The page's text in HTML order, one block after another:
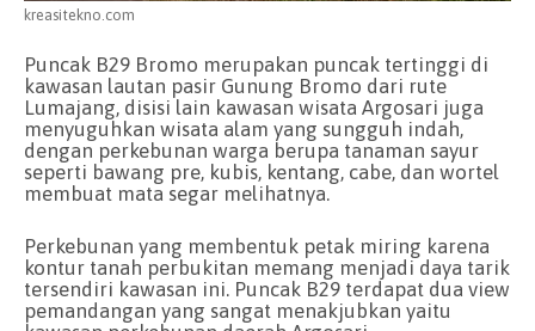
kreasitekno.com
Puncak B29 Bromo merupakan puncak tertinggi di
kawasan lautan pasir Gunung Bromo dari rute
Lumajang, disisi lain kawasan wisata Argosari juga
menyuguhkan wisata alam yang sungguh indah,
dengan perkebunan warga berupa tanaman sayur
seperti bawang pre, kubis, kentang, cabe, dan wortel
membuat mata segar melihatnya.
Perkebunan yang membentuk petak miring karena
kontur tanah perbukitan memang menjadi daya tarik
tersendiri kawasan ini. Puncak B29 terdapat dua view
pemandangan yang sangat menakjubkan yaitu